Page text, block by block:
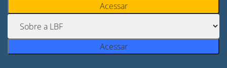
Acessar
Acessar